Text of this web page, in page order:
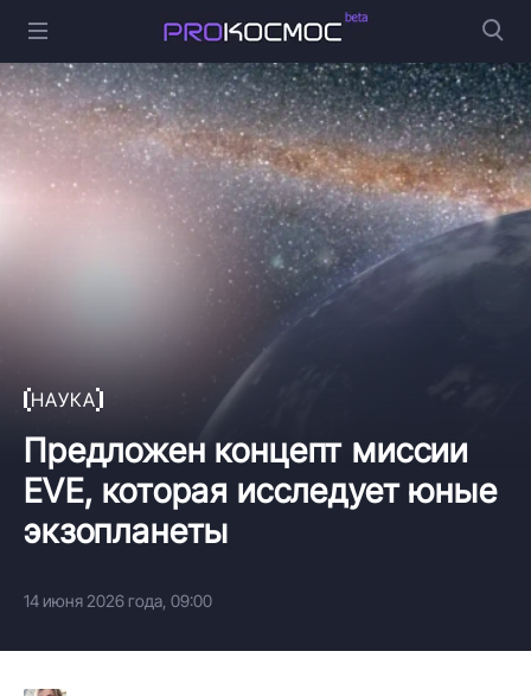
НАУКА
Предложен концепт миссии
EVE, которая исследует юные
экзопланеты
14 июня 2026 года, 09:00